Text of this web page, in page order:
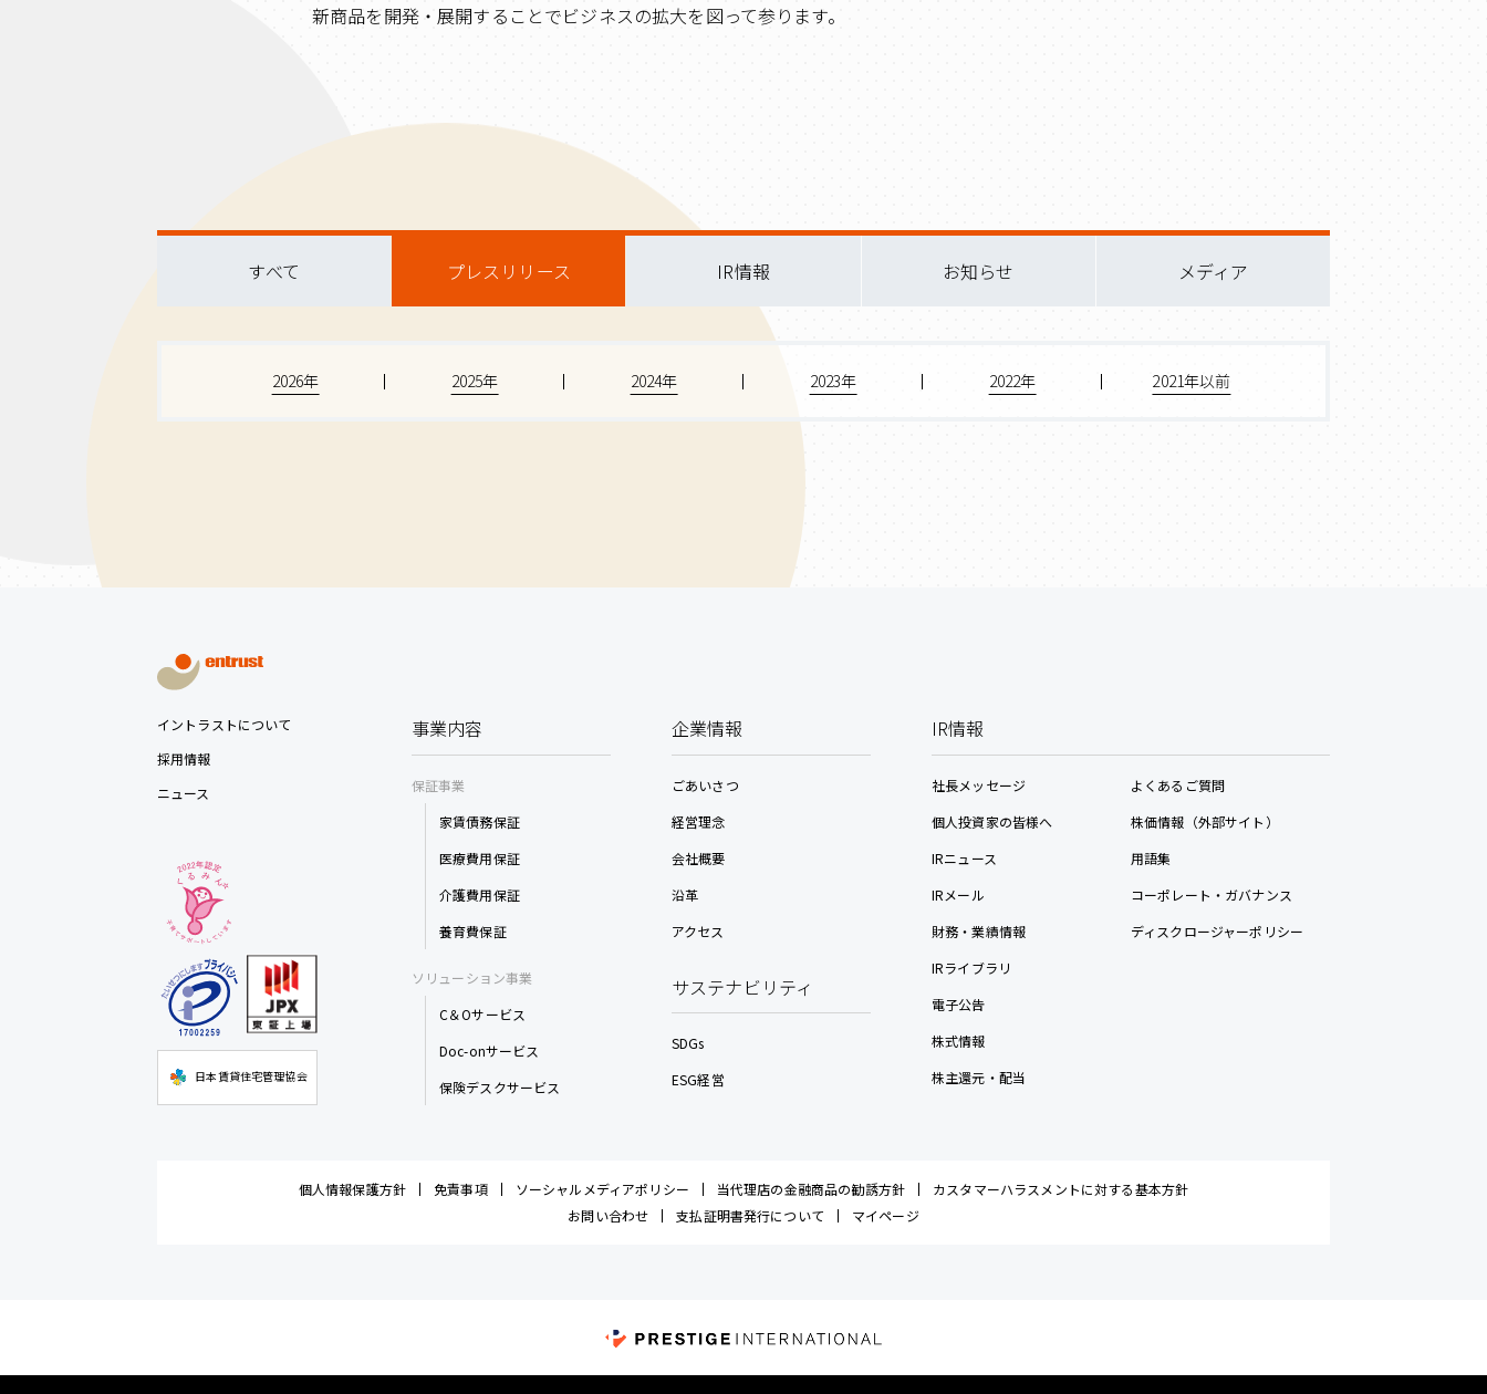
新商品を開発・展開することでビジネスの拡大を図って参ります。
すべて プレスリリース IR情報 お知らせ メディア
2026年 2025年 2024年 2023年 2022年 2021年以前
イントラストについて
採用情報
ニュース
日本賃貸住宅管理協会
事業内容
保証事業
家賃債務保証
医療費用保証
介護費用保証
養育費保証
ソリューション事業
C＆Oサービス
Doc-onサービス
保険デスクサービス
企業情報
ごあいさつ
経営理念
会社概要
沿革
アクセス
サステナビリティ
SDGs
ESG経営
IR情報
社長メッセージ
個人投資家の皆様へ
IRニュース
IRメール
財務・業績情報
IRライブラリ
電子公告
株式情報
株主還元・配当
よくあるご質問
株価情報（外部サイト）
用語集
コーポレート・ガバナンス
ディスクロージャーポリシー
個人情報保護方針 免責事項 ソーシャルメディアポリシー 当代理店の金融商品の勧誘方針
カスタマーハラスメントに対する基本方針
お問い合わせ
支払証明書発行について マイページ